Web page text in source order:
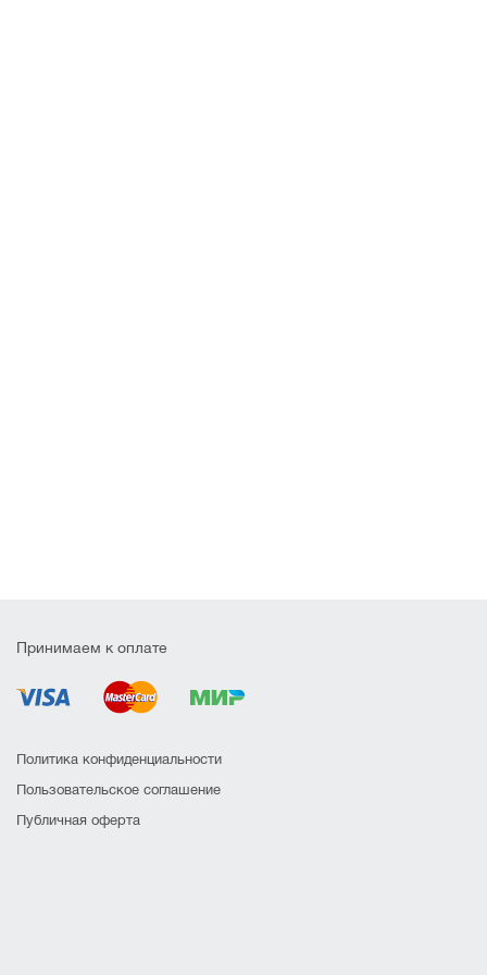
Принимаем к оплате
Политика конфиденциальности
Пользовательское соглашение
Публичная оферта